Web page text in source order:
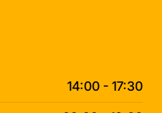
14:00 - 17:30